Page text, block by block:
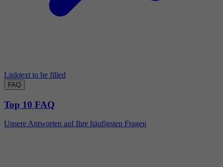
Linktext to be filled
FAQ
Top 10 FAQ
Unsere Antworten auf Ihre häufigsten Fragen